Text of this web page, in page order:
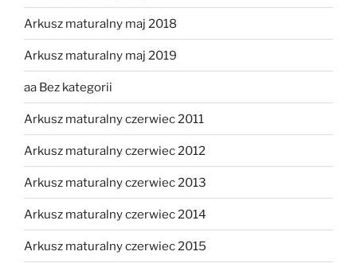
Arkusz maturalny maj 2018
Arkusz maturalny maj 2019
aa Bez kategorii
Arkusz maturalny czerwiec 2011
Arkusz maturalny czerwiec 2012
Arkusz maturalny czerwiec 2013
Arkusz maturalny czerwiec 2014
Arkusz maturalny czerwiec 2015